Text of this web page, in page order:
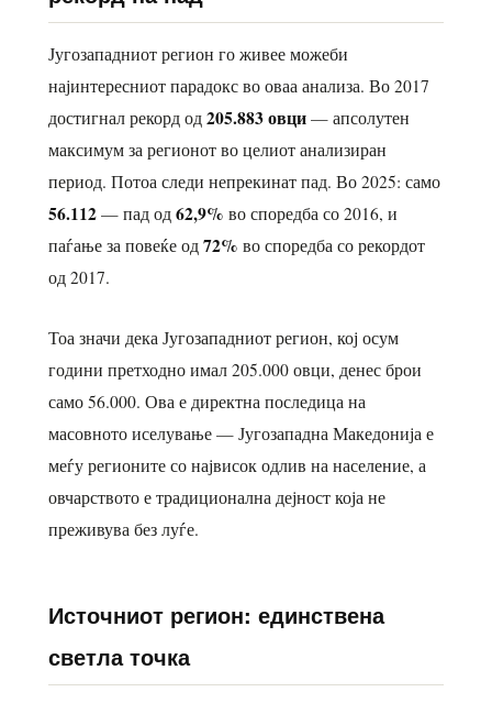
Југозападниот регион го живее можеби
најинтересниот парадокс во оваа анализа. Во 2017
достигнал рекорд од 205.883 овци — апсолутен
максимум за регионот во целиот анализиран
период. Потоа следи непрекинат пад. Во 2025: само
56.112 — пад од 62,9% во споредба со 2016, и
паѓање за повеќе од 72% во споредба со рекордот
од 2017.
Тоа значи дека Југозападниот регион, кој осум
години претходно имал 205.000 овци, денес брои
само 56.000. Ова е директна последица на
масовното иселување — Југозападна Македонија е
меѓу регионите со највисок одлив на население, а
овчарството е традиционална дејност која не
преживува без луѓе.
Источниот регион: единствена
светла точка